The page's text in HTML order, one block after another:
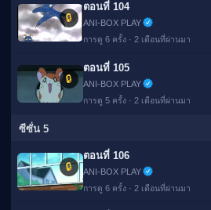
🔒
ตอนที่ 104
ANI-BOX PLAY
การดู 6 ครั้ง · 2 เดือนที่ผ่านมา
🔒
ตอนที่ 105
ANI-BOX PLAY
การดู 5 ครั้ง · 2 เดือนที่ผ่านมา
ซีซั่น 5
🔒
ตอนที่ 106
ANI-BOX PLAY
การดู 6 ครั้ง · 2 เดือนที่ผ่านมา